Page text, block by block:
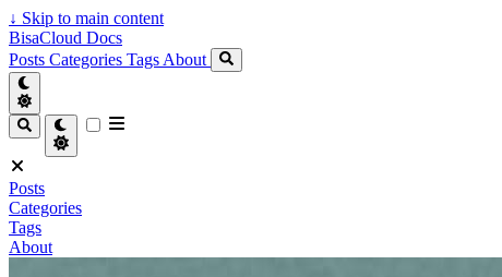
↓ Skip to main content
BisaCloud Docs
Posts Categories Tags About
Posts
Categories
Tags
About